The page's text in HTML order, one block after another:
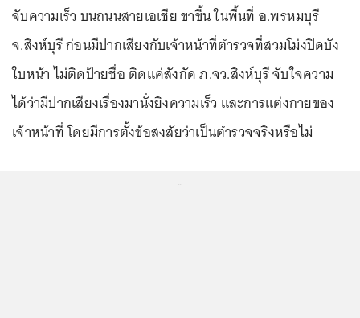
จับความเร็ว บนถนนสายเอเชีย ขาขึ้น ในพื้นที่ อ.พรหมบุรี
จ.สิงห์บุรี ก่อนมีปากเสียงกับเจ้าหน้าที่ตำรวจที่สวมโม่งปิดบัง
ใบหน้า ไม่ติดป้ายชื่อ ติดแค่สังกัด ภ.จว.สิงห์บุรี จับใจความ
ได้ว่ามีปากเสียงเรื่องมานั่งยิงความเร็ว และการแต่งกายของ
เจ้าหน้าที่ โดยมีการตั้งข้อสงสัยว่าเป็นตำรวจจริงหรือไม่